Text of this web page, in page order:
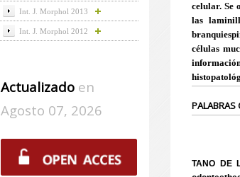
celular. Se
las
células
TANO DE
Int. J. Morphol 2013
Int. J. Morphol 2012
Actualizadoen
Agosto 07, 2026